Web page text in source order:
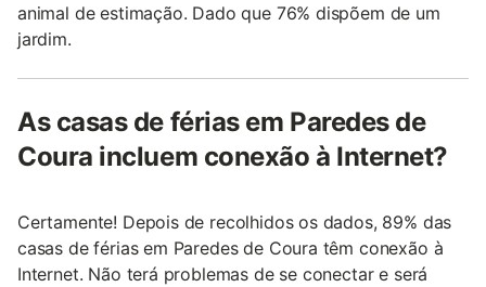
animal de estimação. Dado que 76% dispõem de um
jardim.
As casas de férias em Paredes de
Coura incluem conexão à Internet?
Certamente! Depois de recolhidos os dados, 89% das
casas de férias em Paredes de Coura têm conexão à
Internet. Não terá problemas de se conectar e será